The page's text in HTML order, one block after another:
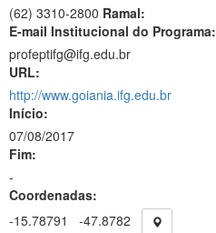
(62) 3310-2800 Ramal:
E-mail Institucional do Programa:
profeptifg@ifg.edu.br
URL:
http://www.goiania.ifg.edu.br
Início:
07/08/2017
Fim:
-
Coordenadas:
-15.78791
-47.8782